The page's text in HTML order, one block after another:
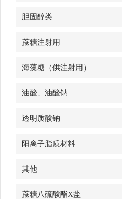
胆固醇类
蔗糖注射用
海藻糖（供注射用）
油酸、油酸钠
透明质酸钠
阳离子脂质材料
其他
蔗糖八硫酸酯X盐